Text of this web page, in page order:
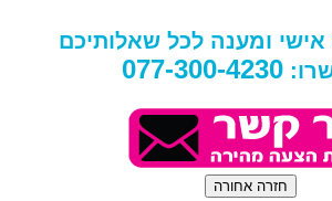
ומענה לכל שאלותיכם
077-300-4230